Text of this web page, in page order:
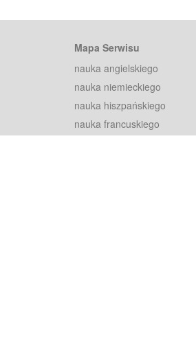
Mapa Serwisu
nauka angielskiego
nauka niemieckiego
nauka hiszpańskiego
nauka francuskiego